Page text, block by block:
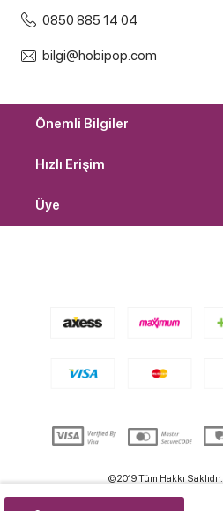
0850 885 14 04
bilgi@hobipop.com
Önemli Bilgiler
Hızlı Erişim
Üye
©2019 Tüm Hakkı Saklıdır.